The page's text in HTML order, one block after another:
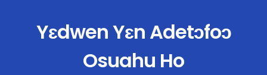
Yɛdwen Yɛn Adetɔfoɔ
Osuahu Ho